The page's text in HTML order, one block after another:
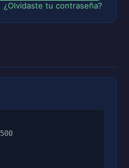
¿Olvidaste tu contraseña?